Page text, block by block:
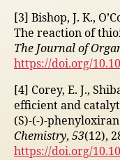
[3] Bishop, J. K.,
The reaction of
The Journal of
https://doi.org/
[4] Corey, E. J.,
efficient and
(S)-(-)-
Chemistry, 53(12),
https://doi.org/